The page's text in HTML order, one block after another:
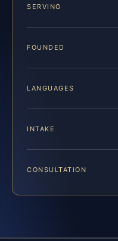
SERVING
FOUNDED
LANGUAGES
INTAKE
CONSULTATION